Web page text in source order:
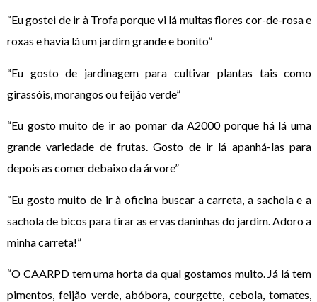
“Eu gostei de ir à Trofa porque vi lá muitas flores cor-de-rosa e
roxas e havia lá um jardim grande e bonito”
“Eu gosto de jardinagem para cultivar plantas tais como
girassóis, morangos ou feijão verde”
“Eu gosto muito de ir ao pomar da A2000 porque há lá uma
grande variedade de frutas. Gosto de ir lá apanhá-las para
depois as comer debaixo da árvore”
“Eu gosto muito de ir à oficina buscar a carreta, a sachola e a
sachola de bicos para tirar as ervas daninhas do jardim. Adoro a
minha carreta!”
“O CAARPD tem uma horta da qual gostamos muito. Já lá tem
pimentos, feijão verde, abóbora, courgette, cebola, tomates,